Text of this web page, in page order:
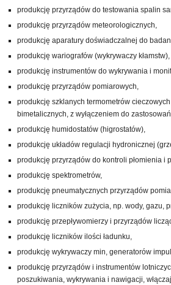
produkcję przyrządów do testowania spalin
produkcję przyrządów meteorologicznych,
produkcję aparatury doświadczalnej do
produkcję wariografów (wykrywaczy kłamstw),
produkcję instrumentów do wykrywania i
produkcję przyrządów pomiarowych,
produkcję szklanych termometrów
bimetalicznych, z wyłączeniem do
produkcję humidostatów (higrostatów),
produkcję układów regulacji hydronicznej
produkcję przyrządów do kontroli płomienia i
produkcję spektrometrów,
produkcję pneumatycznych przyrządów
produkcję liczników zużycia, np. wody, gazu,
produkcję przepływomierzy i przyrządów
produkcję liczników ilości ładunku,
produkcję wykrywaczy min, generatorów
produkcję przyrządów i instrumentów
poszukiwania, wykrywania i nawigacji,